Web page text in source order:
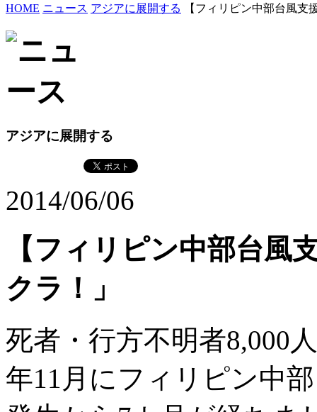
HOME ニュース アジアに展開する 【フィリピン中部台風支
アジアに展開する
2014/06/06
【フィリピン中部台風
クラ！」
死者・行方不明者8,000
年11月にフィリピン中